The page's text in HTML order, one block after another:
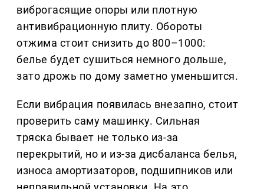
виброгасящие опоры или плотную
антивибрационную плиту. Обороты
отжима стоит снизить до 800–1000:
белье будет сушиться немного дольше,
зато дрожь по дому заметно уменьшится.
Если вибрация появилась внезапно, стоит
проверить саму машинку. Сильная
тряска бывает не только из-за
перекрытий, но и из-за дисбаланса белья,
износа амортизаторов, подшипников или